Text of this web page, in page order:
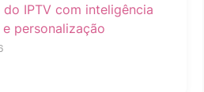
IPTV com inteligência
personalização